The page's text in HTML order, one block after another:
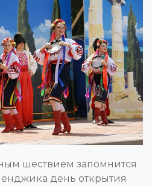
шествием запомнится
день открытия